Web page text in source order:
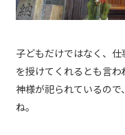
子どもだけではなく、
を授けてくれるとも言
神様が祀られているの
ね。